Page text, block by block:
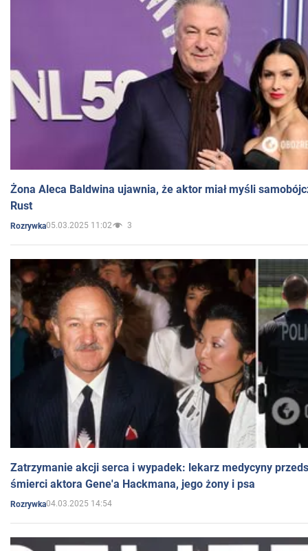
Żona Aleca Baldwina ujawnia, że aktor miał myśli
Rust
Rozrywka05.03.2025 11:02 3
Zatrzymanie akcji serca i wypadek: lekarz medycyny
śmierci aktora Gene'a Hackmana, jego żony i psa
Rozrywka04.03.2025 14:54